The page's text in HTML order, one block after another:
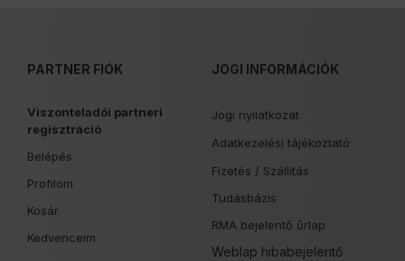
PARTNER FIÓK
Viszonteladói partneri
regisztráció
Belépés
Profilom
Kosár
Kedvenceim
JOGI INFORMÁCIÓK
Jogi nyilatkozat
Adatkezelési tájékoztató
Fizetés / Szállítás
Tudásbázis
RMA bejelentő űrlap
Weblap hibabejelentő